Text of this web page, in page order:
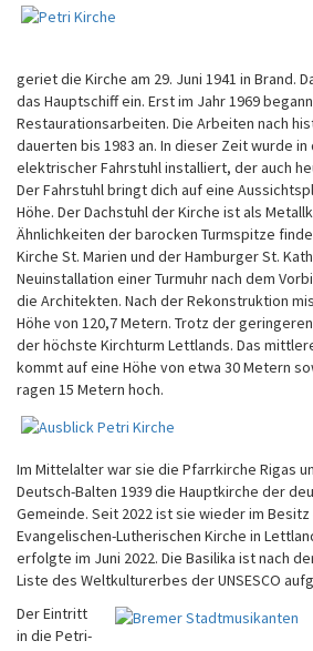
geriet die Kirche am 29. Juni 1941 in Brand.
das Hauptschiff ein. Erst im Jahr 1969
Restaurationsarbeiten. Die Arbeiten nach
dauerten bis 1983 an. In dieser Zeit wurde in
elektrischer Fahrstuhl installiert, der auch
Der Fahrstuhl bringt dich auf eine
Höhe. Der Dachstuhl der Kirche ist als
Ähnlichkeiten der barocken Turmspitze
Kirche St. Marien und der Hamburger St.
Neuinstallation einer Turmuhr nach dem
die Architekten. Nach der Rekonstruktion
Höhe von 120,7 Metern. Trotz der
der höchste Kirchturm Lettlands. Das
kommt auf eine Höhe von etwa 30 Metern
ragen 15 Metern hoch.
Im Mittelalter war sie die Pfarrkirche Rigas
Deutsch-Balten 1939 die Hauptkirche der
Gemeinde. Seit 2022 ist sie wieder im
Evangelischen-Lutherischen Kirche in
erfolgte im Juni 2022. Die Basilika ist nach
Liste des Weltkulturerbes der UNSESCO
Der Eintritt
in die Petri-